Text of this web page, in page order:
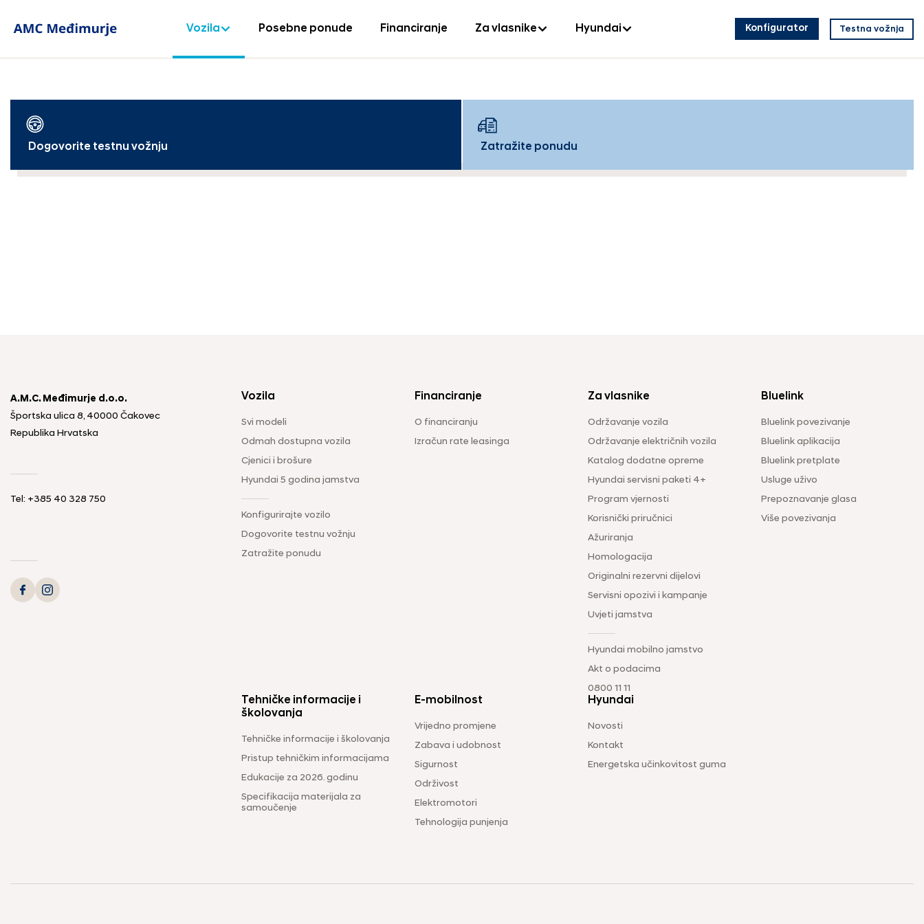
Vozila Posebne ponude Financiranje Za vlasnike Hyundai Konfigurator Testna vožnja
Dogovorite testnu vožnju Zatražite ponudu
A.M.C. Međimurje d.o.o.
Športska ulica 8, 40000 Čakovec
Republika Hrvatska
Tel: +385 40 328 750
Vozila
Svi modeli
Odmah dostupna vozila
Cjenici i brošure
Hyundai 5 godina jamstva
Konfigurirajte vozilo
Dogovorite testnu vožnju
Zatražite ponudu
Financiranje
O financiranju
Izračun rate leasinga
Za vlasnike
Održavanje vozila
Održavanje električnih vozila
Katalog dodatne opreme
Hyundai servisni paketi 4+
Program vjernosti
Korisnički priručnici
Ažuriranja
Homologacija
Originalni rezervni dijelovi
Servisni opozivi i kampanje
Uvjeti jamstva
Hyundai mobilno jamstvo
Akt o podacima
0800 11 11
Bluelink
Bluelink povezivanje
Bluelink aplikacija
Bluelink pretplate
Usluge uživo
Prepoznavanje glasa
Više povezivanja
Tehničke informacije i
školovanja
Tehničke informacije i školovanja
Pristup tehničkim informacijama
Edukacije za 2026. godinu
Specifikacija materijala za
samoučenje
E-mobilnost
Vrijedno promjene
Zabava i udobnost
Sigurnost
Održivost
Elektromotori
Tehnologija punjenja
Hyundai
Novosti
Kontakt
Energetska učinkovitost guma